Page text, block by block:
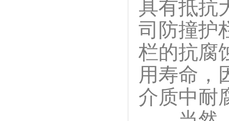
具有抵抗
司防撞护
栏的抗腐
用寿命，
介质中耐